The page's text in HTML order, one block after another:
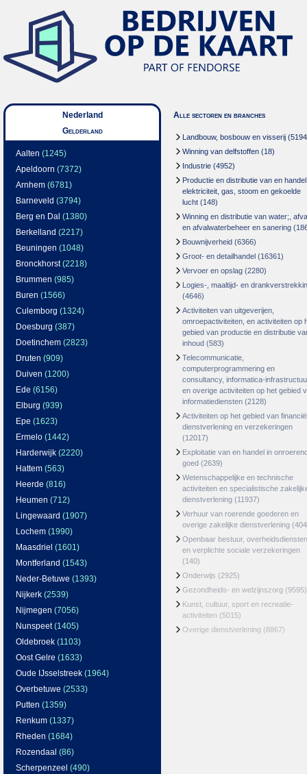
Nederland
Gelderland
Aalten (1245)
Apeldoorn (7372)
Arnhem (6781)
Barneveld (3794)
Berg en Dal (1380)
Berkelland (2217)
Beuningen (1048)
Bronckhorst(2218)
Brummen (985)
Buren (1566)
Culemborg (1324)
Doesburg (387)
Doetinchem (2823)
Druten (909)
Duiven (1200)
Ede (6156)
Elburg (939)
Epe (1623)
Ermelo (1442)
Harderwijk (2220)
Hattem (563)
Heerde (816)
Heumen (712)
Lingewaard (1907)
Lochem (1990)
Maasdriel (1601)
Montferland (1543)
Neder-Betuwe (1393)
Nijkerk (2539)
Nijmegen (7056)
Nunspeet(1405)
Oldebroek (1103)
Oost Gelre (1633)
Oude IJsselstreek (1964)
Overbetuwe (2533)
Putten (1359)
Renkum (1337)
Rheden (1684)
Rozendaal (86)
Scherpenzeel (490)
Alle sectoren en branches
Landbouw, bosbouw en visserij
Winning van delfstoffen (18)
Industrie (4952)
Productie en distributie van en
elektriciteit, gas, stoom en gekoelde
lucht (148)
Winning en distributie van water;,
en afvalwaterbeheer en sanering
Bouwnijverheid (6366)
Groot- en detailhandel (16361)
Vervoer en opslag (2280)
Logies-, maaltijd- en
(4646)
Activiteiten van uitgeverijen,
omroepactiviteiten, en activiteiten op
gebied van productie en distributie
inhoud (583)
Telecommunicatie,
computerprogrammering en
consultancy, informatica-
en overige activiteiten op het gebied
informatiediensten (2128)
Activiteiten op het gebied van
dienstverlening en verzekeringen
(12017)
Exploitatie van en handel in
goed (2639)
Wetenschappelijke en technische
activiteiten en specialistische
dienstverlening (11937)
Verhuur van roerende goederen en
overige zakelijke dienstverlening
Openbaar bestuur, overheidsdiensten
en verplichte sociale verzekeringen
(140)
Onderwijs (2925)
Gezondheids- en welzijnszorg (9595)
Kunst, cultuur, sport en recreatie-
activiteiten (5015)
Overige dienstverlening (8867)